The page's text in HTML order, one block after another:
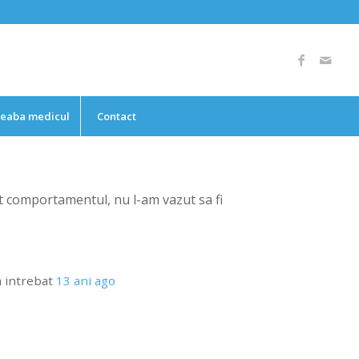
medicul Contact
comportamentul, nu l-am vazut sa fi
intrebat 13 ani ago